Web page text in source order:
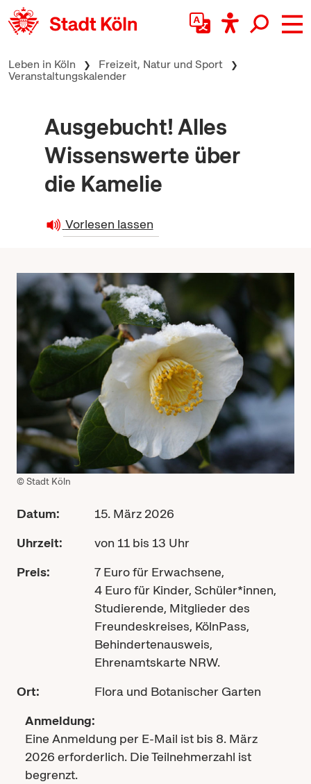
zum Inhalt springen
Leben in Köln
Freizeit, Natur und Sport
Veranstaltungskalender
Ausgebucht! Alles
Wissenswerte über
die Kamelie
Vorlesen lassen
© Stadt Köln
Datum:
15. März 2026
Uhrzeit:
von 11 bis 13 Uhr
Preis:
7 Euro für Erwachsene,
4 Euro für Kinder, Schüler*innen,
Studierende, Mitglieder des
Freundeskreises, KölnPass,
Behindertenausweis,
Ehrenamtskarte NRW.
Ort:
Flora und Botanischer Garten
Anmeldung:
Eine Anmeldung per E-Mail ist bis 8. März
2026 erforderlich. Die Teilnehmerzahl ist
begrenzt.